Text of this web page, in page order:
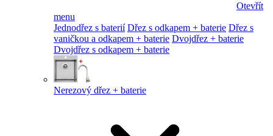
Otevřít
menu
Jednodřez s baterií Dřez s odkapem + baterie Dřez s
vaničkou a odkapem + baterie Dvojdřez + baterie
Dvojdřez s odkapem + baterie
Nerezový dřez + baterie